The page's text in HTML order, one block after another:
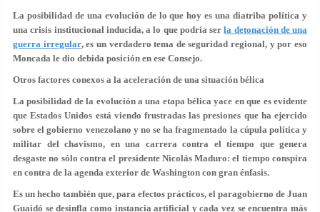
La posibilidad de una evolución de lo que hoy es una diatriba política y
una crisis institucional inducida, a lo que podría serla detonación de una
guerra irregular, es un verdadero tema de seguridad regional, y por eso
Moncada le dio debida posición en ese Consejo.
Otros factores conexos a la aceleración de una situación bélica
La posibilidad de la evolución a una etapa bélica yace en que es evidente
que Estados Unidos está viendo frustradas las presiones que ha ejercido
sobre el gobierno venezolano y no se ha fragmentado la cúpula política y
militar del chavismo, en una carrera contra el tiempo que genera
desgaste no sólo contra el presidente Nicolás Maduro: el tiempo conspira
en contra de la agenda exterior de Washington con gran énfasis.
Es un hecho también que, para efectos prácticos, el paragobierno de Juan
Guaidó se desinfla como instancia artificial y cada vez se encuentra más